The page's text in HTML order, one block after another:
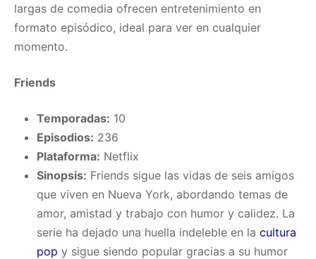
largas de comedia ofrecen entretenimiento en
formato episódico, ideal para ver en cualquier
momento.
Friends
Temporadas: 10
Episodios: 236
Plataforma: Netflix
Sinopsis: Friends sigue las vidas de seis amigos
que viven en Nueva York, abordando temas de
amor, amistad y trabajo con humor y calidez. La
serie ha dejado una huella indeleble en la cultura
pop y sigue siendo popular gracias a su humor